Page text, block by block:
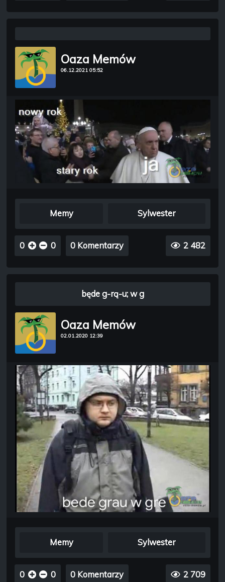
Oaza Memów
06.12.2021 05:52
Memy Sylwester
0 0 0 Komentarzy 2 482
Oaza Memów
02.01.2020 12:39
będe g-rą-u; w g
Memy Sylwester
0 0 0 Komentarzy 2 709